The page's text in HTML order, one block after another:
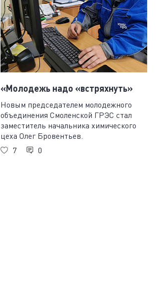
«Молодежь надо «встряхнуть»
Новым председателем молодежного
объединения Смоленской ГРЭС стал
заместитель начальника химического
цеха Олег Бровентьев.
7
0